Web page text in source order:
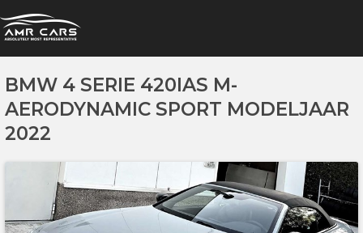
BMW 4 SERIE 420IAS M-
AERODYNAMIC SPORT MODELJAAR
2022